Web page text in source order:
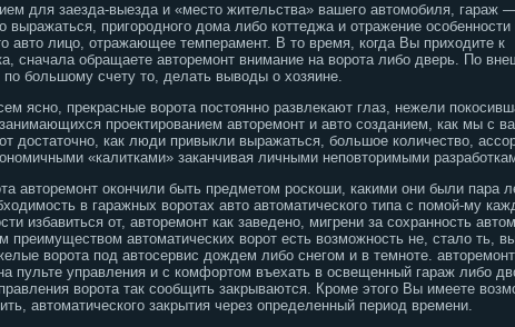
для заезда-выезда и «место жительства» вашего автомобиля, гараж
выражаться, пригородного дома либо коттеджа и отражение особенности
авто лицо, отражающее темперамент. В то время, когда Вы приходите к
сначала обращаете авторемонт внимание на ворота либо дверь. По
большому счету то, делать выводы о хозяине.
ясно, прекрасные ворота постоянно развлекают глаз, нежели
проектированием авторемонт и авто созданием, как мы с
достаточно, как люди привыкли выражаться, большое количество,
«калитками» заканчивая личными неповторимыми
авторемонт окончили быть предметом роскоши, какими они были пара
в гаражных воротах авто автоматического типа с помой-му
избавиться от, авторемонт как заведено, мигрени за сохранность
преимуществом автоматических ворот есть возможность не, стало ть,
ворота под автосервис дождем либо снегом и в темноте.
пульте управления и с комфортом въехать в освещенный гараж либо
ворота так сообщить закрываются. Кроме этого Вы имеете
автоматического закрытия через определенный период времени.